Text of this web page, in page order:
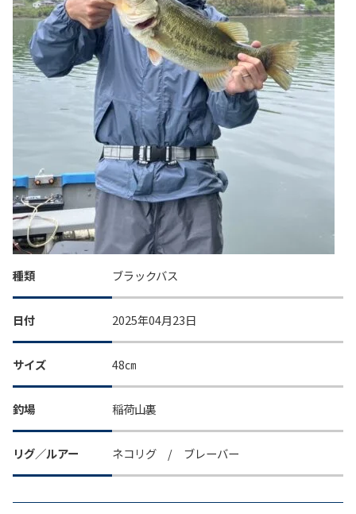
種類 ブラックバス
日付 2025年04月23日
サイズ 48㎝
釣場 稲荷山裏
リグ／ルアー ネコリグ / ブレーバー